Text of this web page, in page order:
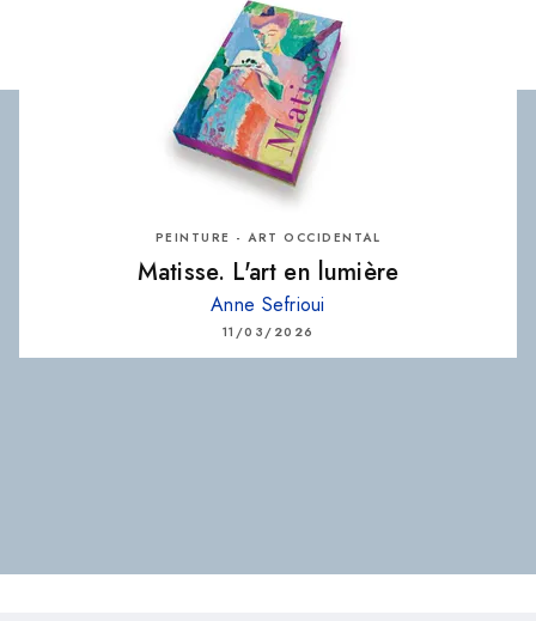
PEINTURE - ART OCCIDENTAL
Matisse. L'art en lumière
Anne Sefrioui
11/03/2026